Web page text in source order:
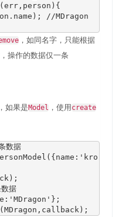
( err , person ){
. name );
//MDragon
，如同名字，只能根据
操作的数据仅一条
如果是Model ，使用create
数据
({ name : 'kro
);
据
: 'MDragon' };
( MDragon , callback );